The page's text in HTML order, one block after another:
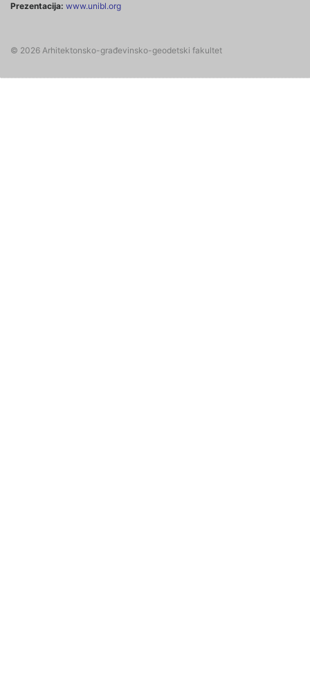
Prezentacija: www.unibl.org
© 2026 Arhitektonsko-građevinsko-geodetski fakultet